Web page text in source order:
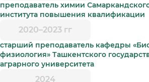
преподаватель химии
института повышения квалификации
2020–2023 гг
старший преподаватель кафедры
физиология» Ташкентского
аграрного университета
2024